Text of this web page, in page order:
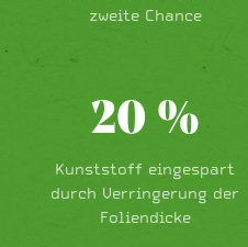
zweite Chance
20%
Kunststoff eingespart
durch Verringerung der
Foliendicke